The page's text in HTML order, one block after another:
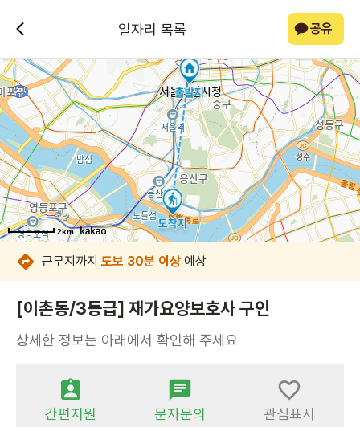
일자리 목록 공유
2km
2km
2km
2km
2km
2km
2km
2km
근무지까지 도보 30분 이상 예상
[이촌동/3등급] 재가요양보호사 구인
상세한 정보는 아래에서 확인해 주세요
간편지원 문자문의 관심표시